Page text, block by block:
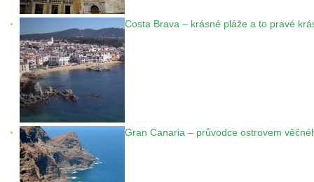
Costa Brava – krásné pláže a to pravé
Gran Canaria – průvodce ostrovem